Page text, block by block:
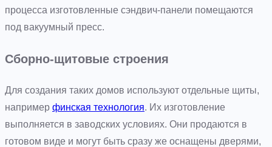
процесса изготовленные сэндвич-панели помещаются
под вакуумный пресс.
Сборно-щитовые строения
Для создания таких домов используют отдельные щиты,
например финская технология. Их изготовление
выполняется в заводских условиях. Они продаются в
готовом виде и могут быть сразу же оснащены дверями,